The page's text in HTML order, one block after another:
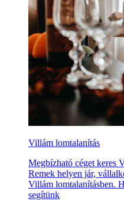
Villám lomtalanítás
Megbízható céget keres
Remek helyen jár,
Villám lomtalanításben.
segítünk